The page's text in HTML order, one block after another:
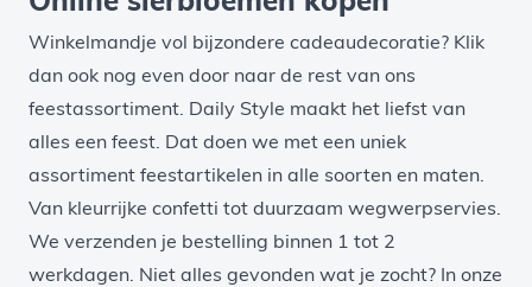
Winkelmandje vol bijzondere cadeaudecoratie? Klik
dan ook nog even door naar de rest van ons
feestassortiment. Daily Style maakt het liefst van
alles een feest. Dat doen we met een uniek
assortiment feestartikelen in alle soorten en maten.
Van kleurrijke confetti tot duurzaam wegwerpservies.
We verzenden je bestelling binnen 1 tot 2
werkdagen. Niet alles gevonden wat je zocht? In onze